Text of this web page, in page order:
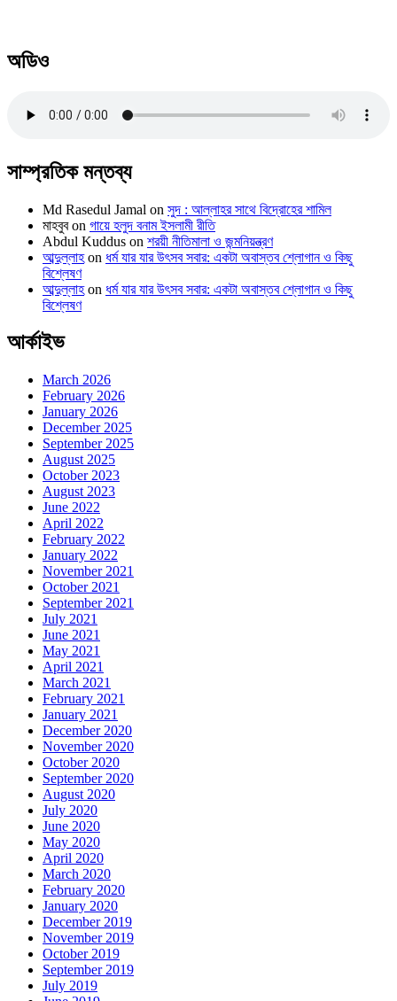
অডিও
সাম্প্রতিক মন্তব্য
Md Rasedul Jamal on সুদ : আল্লাহর সাথে বিদ্রোহের শামিল
মাহবুবon গায়ে হলুদ বনাম ইসলামী রীতি
Abdul Kuddus on শরয়ী নীতিমালা ও জন্মনিয়ন্ত্রণ
আব্দুল্লাহon ধর্ম যার যার উৎসব সবার: একটা অবাস্তব শ্লোগান ও কিছু
বিশ্লেষণ
আব্দুল্লাহon ধর্ম যার যার উৎসব সবার: একটা অবাস্তব শ্লোগান ও কিছু
বিশ্লেষণ
আর্কাইভ
March 2026
February 2026
January 2026
December 2025
September 2025
August 2025
October 2023
August 2023
June 2022
April 2022
February 2022
January 2022
November 2021
October 2021
September 2021
July 2021
June 2021
May 2021
April 2021
March 2021
February 2021
January 2021
December 2020
November 2020
October 2020
September 2020
August 2020
July 2020
June 2020
May 2020
April 2020
March 2020
February 2020
January 2020
December 2019
November 2019
October 2019
September 2019
July 2019